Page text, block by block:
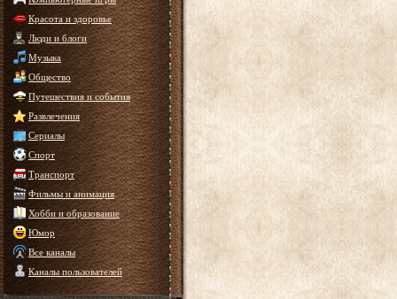
Красота и здоровье
Люди и блоги
Музыка
Общество
Путешествия и события
Развлечения
Сериалы
Спорт
Транспорт
Фильмы и анимация
Хобби и образование
Юмор
Все каналы
Каналы пользователей